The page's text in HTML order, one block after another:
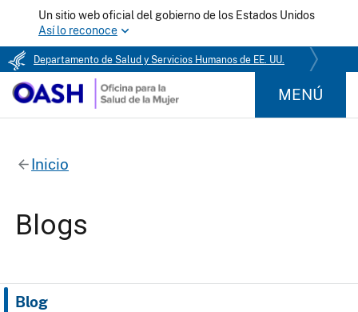
Un sitio web oficial del gobierno de los Estados Unidos
Así lo reconoce
Departamento de Salud y Servicios Humanos de EE. UU.
MENÚ
Inicio
Blog
Blogs